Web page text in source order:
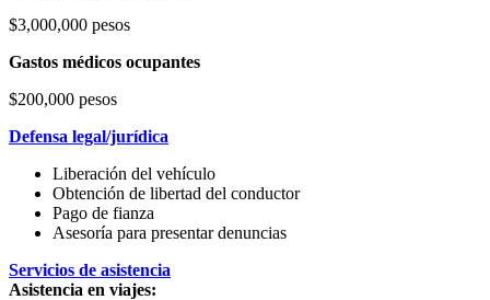
$3,000,000 pesos
Gastos médicos ocupantes
$200,000 pesos
Defensa legal/jurídica
Liberación del vehículo
Obtención de libertad del conductor
Pago de fianza
Asesoría para presentar denuncias
Servicios de asistencia
Asistencia en viajes: